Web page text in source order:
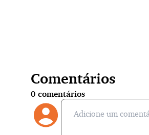
Comentários
0 comentários